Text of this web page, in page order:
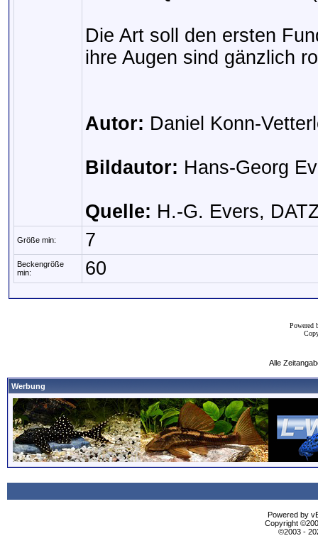
Die Art soll den ersten
ihre Augen sind gänzlich
Autor: Daniel Konn-
Bildautor: Hans-Georg
Quelle: H.-G. Evers,
Größe min: 7
Beckengröße
min:
60
Powered
Alle
Werbung
Powered by
Copyright
©2003 -